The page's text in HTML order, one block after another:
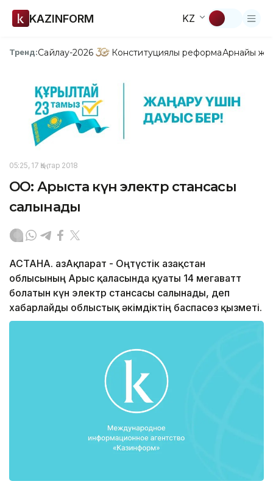
KAZINFORM KZ
Тренд:Сайлау-2026 Конституциялық реформаАрнайы
05:25, 17 Қаңтар 2018
ОҚО: Арыста күн электр стансасы
салынады
АСТАНА. ҚазАқпарат - Оңтүстік Қазақстан
облысының Арыс қаласында қуаты 14 мегаватт
болатын күн электр стансасы салынады, деп
хабарлайды облыстық әкімдіктің баспасөз қызметі.